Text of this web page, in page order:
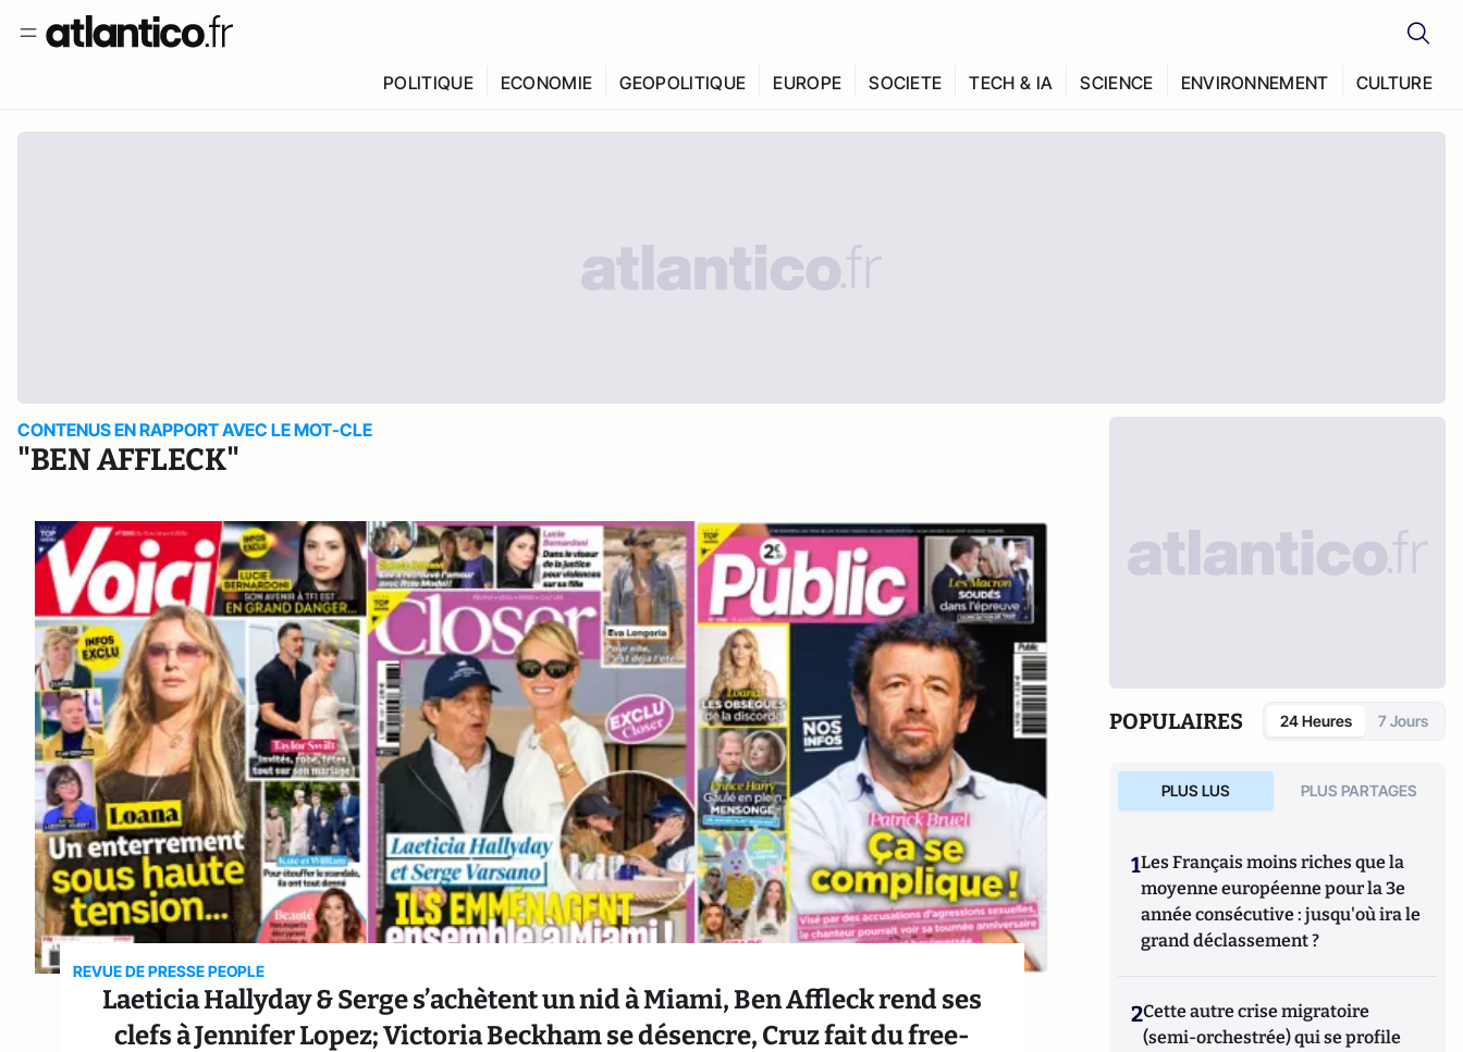
POLITIQUE ECONOMIE GEOPOLITIQUE EUROPE SOCIETE TECH & IA SCIENCE ENVIRONNEMENT CULTURE
CONTENUS EN RAPPORT AVEC LE MOT-CLE
"BEN AFFLECK"
REVUE DE PRESSE PEOPLE
Laeticia Hallyday & Serge s’achètent un nid à Miami, Ben Affleck rend ses
clefs à Jennifer Lopez; Victoria Beckham se désencre, Cruz fait du free-
POPULAIRES 24 Heures 7 Jours
PLUS LUS PLUS PARTAGES
1Les Français moins riches que la
moyenne européenne pour la 3e
année consécutive : jusqu'où ira le
grand déclassement ?
2Cette autre crise migratoire
(semi-orchestrée) qui se profile